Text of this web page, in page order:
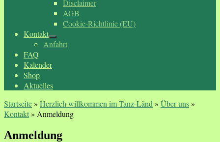
Disclaimer
AGB
Cookie-Richtlinie (EU)
Kontakt
Anfahrt
FAQ
Kalender
Shop
Aktuelles
Startseite» Herzlich willkommen im Tanz-Länd » Über uns»
Kontakt» Anmeldung
Anmeldung